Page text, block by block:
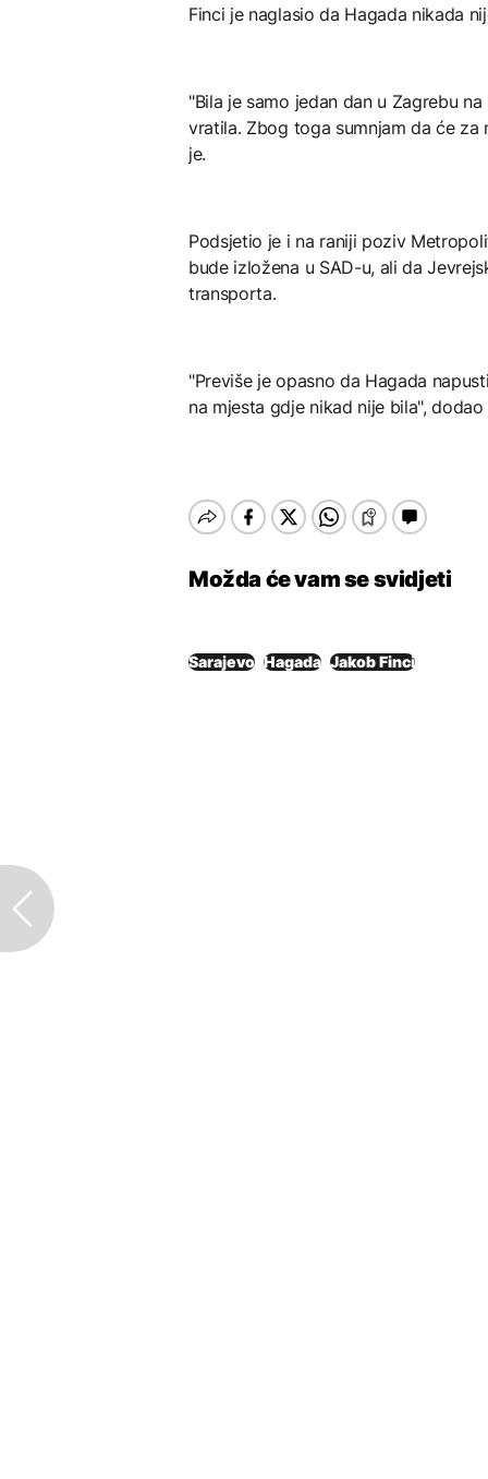
Finci je naglasio da Hagada nikada
"Bila je samo jedan dan u Zagrebu
vratila. Zbog toga sumnjam da će
je.
Podsjetio je i na raniji poziv
bude izložena u SAD-u, ali da
transporta.
"Previše je opasno da Hagada
na mjesta gdje nikad nije bila", dodao
Možda će vam se svidjeti
Sarajevo Hagada Jakob Finci